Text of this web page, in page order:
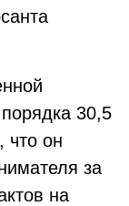
30,5
что он
за
на